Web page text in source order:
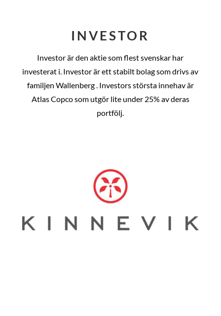
INVESTOR
Investor är den aktie som flest svenskar har
investerat i. Investor är ett stabilt bolag som drivs av
familjen Wallenberg . Investors största innehav är
Atlas Copco som utgör lite under 25% av deras
portfölj.